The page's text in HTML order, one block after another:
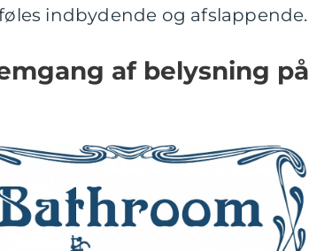
indbydende og afslappende.
af belysning på